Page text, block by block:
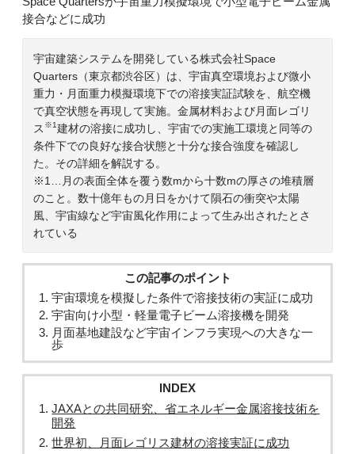
接合などに成功
宇宙建築システムを開発している株式会社Space
Quarters（東京都渋谷区）は、宇宙真空環境および微小
重力・月面重力模擬環境下での溶接実証試験を、航空機
で真空状態を再現して実施。金属材料および月面レゴリ
ス ※1建材の溶接に成功し、宇宙での実施工環境と同等の
条件下での良好な接合状態と十分な接合強度を確認し
た。その詳細を解説する。
※1…月の表面全体を覆う数mから十数mの厚さの堆積層
のこと。数十億年もの月日をかけて隕石の衝突や太陽
風、宇宙線など宇宙風化作用によって生み出されたとさ
れている
この記事のポイント
宇宙環境を模擬した条件で溶接技術の実証に成功
宇宙向け小型・軽量電子ビーム溶接機を開発
月面基地建設など宇宙インフラ実現への大きな一
歩
INDEX
JAXAとの共同研究、省エネルギー金属溶接技術を
開発
世界初、月面レゴリス建材の溶接実証に成功